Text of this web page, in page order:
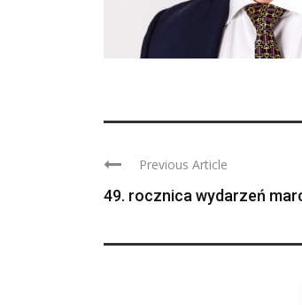
Previous Article
49. rocznica wydarzeń